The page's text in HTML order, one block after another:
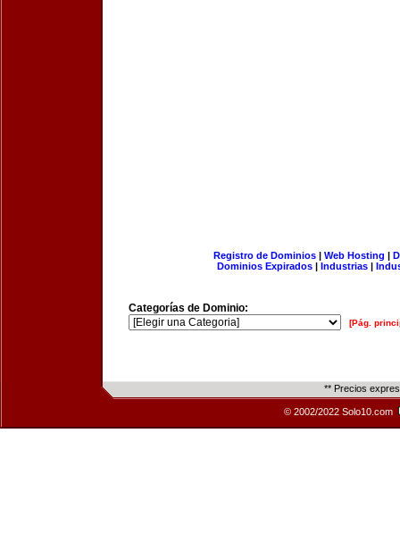
Registro de Dominios| Web Hosting |
Dominios Expirados | Industrias |
Categorías de Dominio:
[Pág.
** Precios
© 2002/2022 Solo10.com